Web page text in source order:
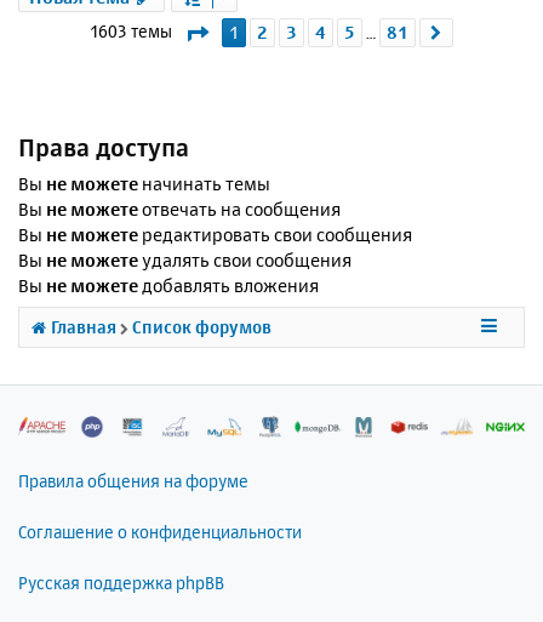
1603 темы Страница1 из 81
1 2 3 4 5 … 81
Права доступа
Вы не можете начинать темы
Вы не можетеотвечать на сообщения
Вы не можете редактировать свои сообщения
Вы не можетеудалять свои сообщения
Вы не можетедобавлять вложения
Главная Список форумов
Правила общения на форуме
Соглашение о конфиденциальности
Русская поддержка phpBB